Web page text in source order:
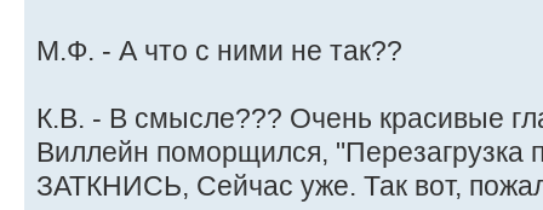
М.Ф. - А что с ними не так??
К.В. - В смысле??? Очень красивые
Виллейн поморщился, "Перезагрузка
ЗАТКНИСЬ, Сейчас уже. Так вот,